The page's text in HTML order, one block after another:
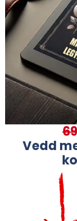
Vedd